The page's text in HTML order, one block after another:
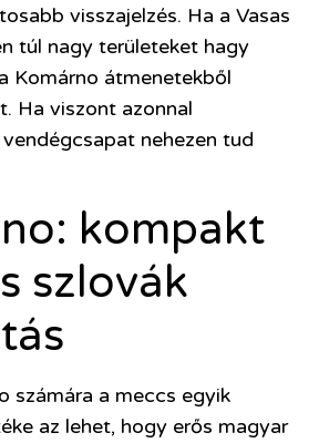
visszajelzés. Ha a Vasas
túl nagy területeket hagy
Komárno átmenetekből
Ha viszont azonnal
nehezen tud
kompakt
szlovák
számára a meccs egyik
az lehet, hogy erős magyar